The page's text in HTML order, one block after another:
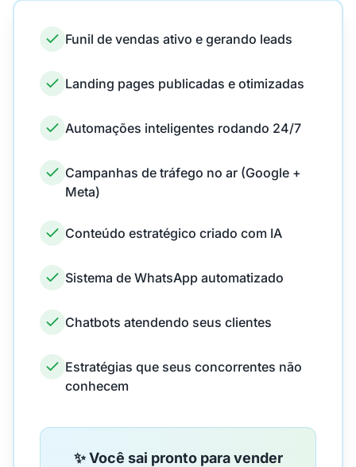
Funil de vendas ativo e gerando leads
Landing pages publicadas e otimizadas
Automações inteligentes rodando 24/7
Campanhas de tráfego no ar (Google +
Meta)
Conteúdo estratégico criado com IA
Sistema de WhatsApp automatizado
Chatbots atendendo seus clientes
Estratégias que seus concorrentes não
conhecem
✨ Você sai pronto para vender